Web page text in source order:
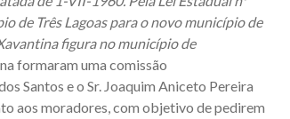
de Três Lagoas para o novo município de
figura no município de
formaram uma comissão
Santos e o Sr. Joaquim Aniceto Pereira
aos moradores, com objetivo de pedirem